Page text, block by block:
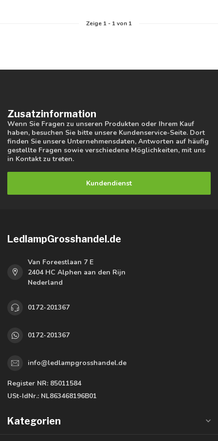
Zeige 1- 1von 1
Zusatzinformation
Wenn Sie Fragen zu unseren Produkten oder Ihrem Kauf
haben, besuchen Sie bitte unsere Kundenservice-Seite. Dort
finden Sie unsere Unternehmensdaten, Antworten auf häufig
gestellte Fragen sowie verschiedene Möglichkeiten, mit uns
in Kontakt zu treten.
Kundendienst
LedlampGrosshandel.de
Van Foreestlaan 7 E
2404 HC Alphen aan den Rijn
Nederland
0172-201367
0172-201367
info@ledlampgrosshandel.de
Register NR: 85011584
USt-IdNr.: NL863468196B01
Kategorien